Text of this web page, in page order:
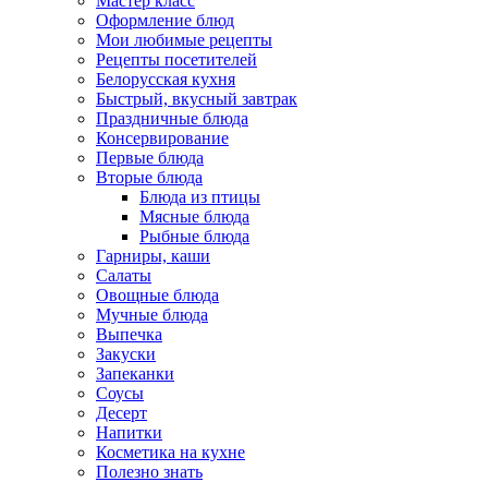
Оформление блюд
Мои любимые рецепты
Рецепты посетителей
Белорусская кухня
Быстрый, вкусный завтрак
Праздничные блюда
Консервирование
Первые блюда
Вторые блюда
Блюда из птицы
Мясные блюда
Рыбные блюда
Гарниры, каши
Салаты
Овощные блюда
Мучные блюда
Выпечка
Закуски
Запеканки
Соусы
Десерт
Напитки
Косметика на кухне
Полезно знать